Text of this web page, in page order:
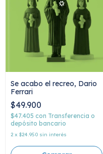
Se acabo el recreo, Dario
Ferrari
$49.900
$47.405 con Transferencia o
depósito bancario
2 x $24.950 sin interés